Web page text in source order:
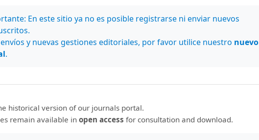
En este sitio ya no es posible registrarse ni enviar nuevos
y nuevas gestiones editoriales, por favor utilice nuestro nuevo
.
historical version of our journals portal.
remain available in open access for consultation and download.